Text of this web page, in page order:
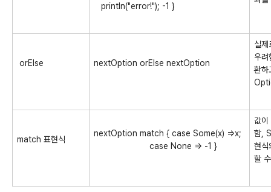
println("error!"); -1 }
orElse nextOption orElse nextOption
실
우
환하
match 표현식
nextOption match { case Some(x) =>x;
case None => -1 }
값이
함,
현식
할